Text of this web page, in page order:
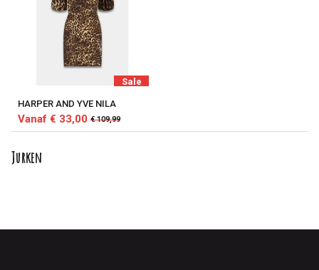
Sale
HARPER AND YVE NILA
Vanaf € 33,00 € 109,99
Jurken